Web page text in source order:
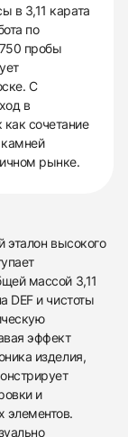
в 3,11 карата
по
пробы
С
в
сочетание
камней
рынке.
эталон высокого
массой 3,11
DEF и чистоты
эффект
изделия,
и
элементов.